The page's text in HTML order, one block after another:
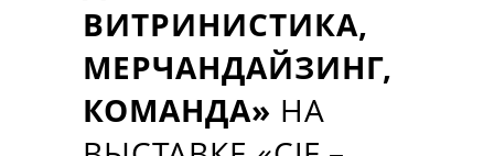
ВИТРИНИСТИКА,
МЕРЧАНДАЙЗИНГ,
КОМАНДА» НА